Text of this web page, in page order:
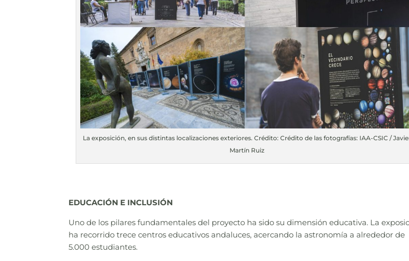
La exposición, en sus distintas localizaciones exteriores. Crédito: Crédito de las fotografías: IAA-CSIC /
Martín Ruiz
EDUCACIÓN E INCLUSIÓN
Uno de los pilares fundamentales del proyecto ha sido su dimensión educativa. La
ha recorrido trece centros educativos andaluces, acercando la astronomía a alrededor de
5.000 estudiantes.